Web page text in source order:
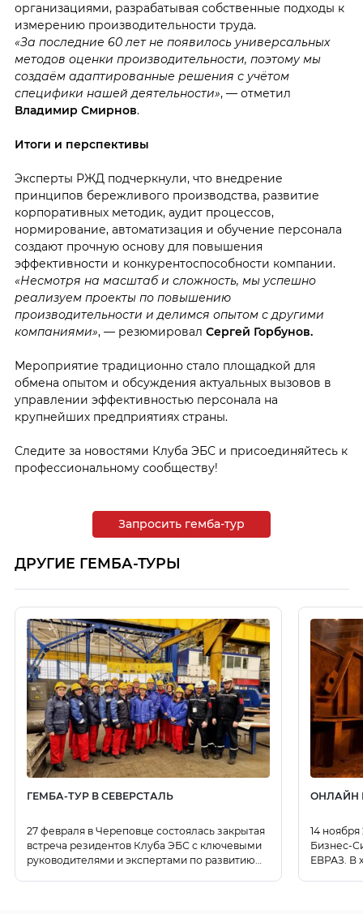
организациями, разрабатывая собственные подходы к
измерению производительности труда.
«За последние 60 лет не появилось универсальных
методов оценки производительности, поэтому мы
создаём адаптированные решения с учётом
специфики нашей деятельности», — отметил
Владимир Смирнов.
Итоги и перспективы
Эксперты РЖД подчеркнули, что внедрение
принципов бережливого производства, развитие
корпоративных методик, аудит процессов,
нормирование, автоматизация и обучение персонала
создают прочную основу для повышения
эффективности и конкурентоспособности компании.
«Несмотря на масштаб и сложность, мы успешно
реализуем проекты по повышению
производительности и делимся опытом с другими
компаниями», — резюмировал Сергей Горбунов.
Мероприятие традиционно стало площадкой для
обмена опытом и обсуждения актуальных вызовов в
управлении эффективностью персонала на
крупнейших предприятиях страны.
Следите за новостями Клуба ЭБС и присоединяйтесь к
профессиональному сообществу!
Запросить гемба-тур
ДРУГИЕ ГЕМБА-ТУРЫ
ГЕМБА-ТУР В СЕВЕРСТАЛЬ
27 февраля в Череповце состоялась закрытая
встреча резидентов Клуба ЭБС с ключевыми
руководителями и экспертами по развитию
ОНЛАЙН
14
Бизнес-
ЕВРАЗ. В